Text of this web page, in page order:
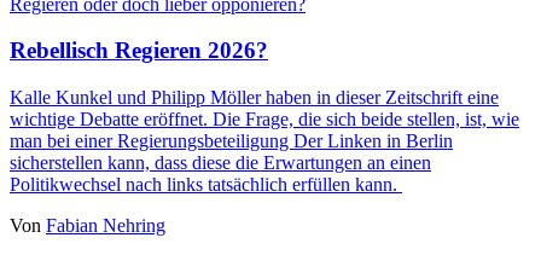
Rebellisch Regieren 2026?
Kalle Kunkel und Philipp Möllerhaben in dieser Zeitschrift eine
wichtige Debatte eröffnet. Die Frage, die sich beide stellen, ist, wie
man bei einer Regierungsbeteiligung Der Linken in Berlin
sicherstellen kann, dass diese die Erwartungen an einen
Politikwechsel nach links tatsächlich erfüllen kann.
Von Fabian Nehring